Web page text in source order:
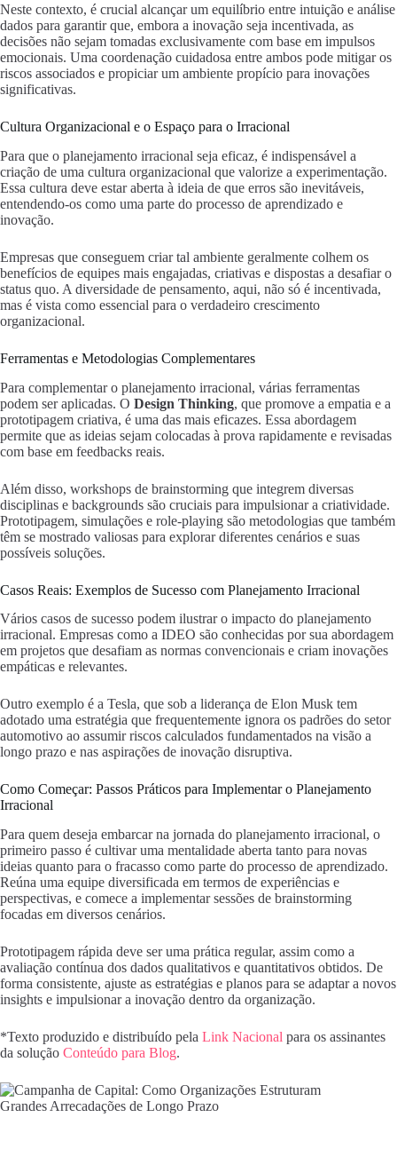
Neste contexto, é crucial alcançar um equilíbrio entre intuição e análise
dados para garantir que, embora a inovação seja incentivada, as
decisões não sejam tomadas exclusivamente com base em impulsos
emocionais. Uma coordenação cuidadosa entre ambos pode mitigar os
riscos associados e propiciar um ambiente propício para inovações
significativas.
Cultura Organizacional e o Espaço para o Irracional
Para que o planejamento irracional seja eficaz, é indispensável a
criação de uma cultura organizacional que valorize a experimentação.
Essa cultura deve estar aberta à ideia de que erros são inevitáveis,
entendendo-os como uma parte do processo de aprendizado e
inovação.
Empresas que conseguem criar tal ambiente geralmente colhem os
benefícios de equipes mais engajadas, criativas e dispostas a desafiar o
status quo. A diversidade de pensamento, aqui, não só é incentivada,
mas é vista como essencial para o verdadeiro crescimento
organizacional.
Ferramentas e Metodologias Complementares
Para complementar o planejamento irracional, várias ferramentas
podem ser aplicadas. O Design Thinking, que promove a empatia e a
prototipagem criativa, é uma das mais eficazes. Essa abordagem
permite que as ideias sejam colocadas à prova rapidamente e revisadas
com base em feedbacks reais.
Além disso, workshops de brainstorming que integrem diversas
disciplinas e backgrounds são cruciais para impulsionar a criatividade.
Prototipagem, simulações e role-playing são metodologias que também
têm se mostrado valiosas para explorar diferentes cenários e suas
possíveis soluções.
Casos Reais: Exemplos de Sucesso com Planejamento Irracional
Vários casos de sucesso podem ilustrar o impacto do planejamento
irracional. Empresas como a IDEO são conhecidas por sua abordagem
em projetos que desafiam as normas convencionais e criam inovações
empáticas e relevantes.
Outro exemplo é a Tesla, que sob a liderança de Elon Musk tem
adotado uma estratégia que frequentemente ignora os padrões do setor
automotivo ao assumir riscos calculados fundamentados na visão a
longo prazo e nas aspirações de inovação disruptiva.
Como Começar: Passos Práticos para Implementar o Planejamento
Irracional
Para quem deseja embarcar na jornada do planejamento irracional, o
primeiro passo é cultivar uma mentalidade aberta tanto para novas
ideias quanto para o fracasso como parte do processo de aprendizado.
Reúna uma equipe diversificada em termos de experiências e
perspectivas, e comece a implementar sessões de brainstorming
focadas em diversos cenários.
Prototipagem rápida deve ser uma prática regular, assim como a
avaliação contínua dos dados qualitativos e quantitativos obtidos. De
forma consistente, ajuste as estratégias e planos para se adaptar a novos
insights e impulsionar a inovação dentro da organização.
*Texto produzido e distribuído pela Link Nacional para os assinantes
da solução Conteúdo para Blog.